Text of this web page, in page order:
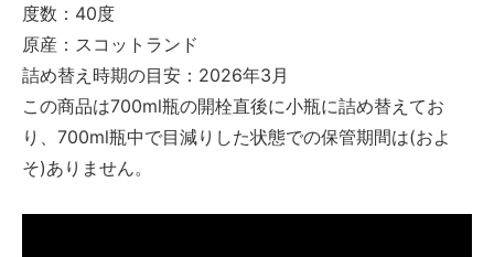
度数：40度
原産：スコットランド
詰め替え時期の目安：2026年3月
この商品は700ml瓶の開栓直後に小瓶に詰め替えてお
り、700ml瓶中で目減りした状態での保管期間は(およ
そ)ありません。